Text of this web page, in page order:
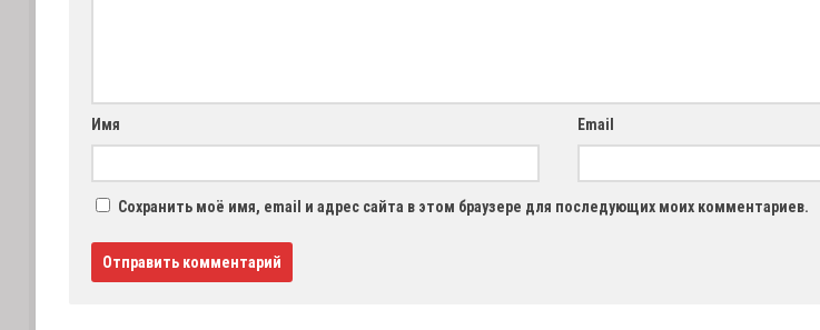
Имя Email
Сохранить моё имя, email и адрес сайта в этом браузере для последующих моих комментариев.